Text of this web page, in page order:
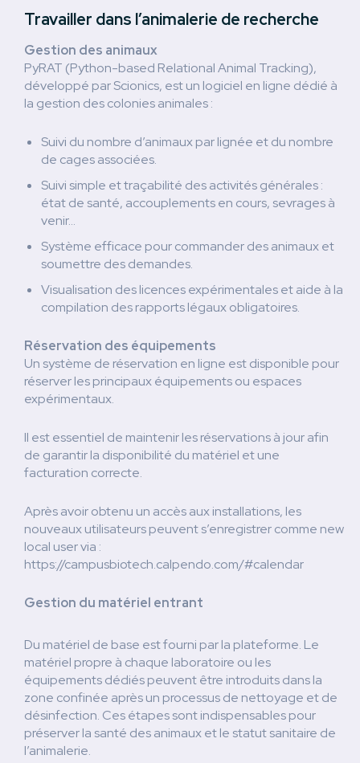
Travailler dans l’animalerie de recherche
Gestion des animaux
PyRAT (Python-based Relational Animal Tracking),
développé par Scionics, est un logiciel en ligne dédié à
la gestion des colonies animales :
Suivi du nombre d’animaux par lignée et du nombre
de cages associées.
Suivi simple et traçabilité des activités générales :
état de santé, accouplements en cours, sevrages à
venir…
Système efficace pour commander des animaux et
soumettre des demandes.
Visualisation des licences expérimentales et aide à la
compilation des rapports légaux obligatoires.
Réservation des équipements
Un système de réservation en ligne est disponible pour
réserver les principaux équipements ou espaces
expérimentaux.
Il est essentiel de maintenir les réservations à jour afin
de garantir la disponibilité du matériel et une
facturation correcte.
Après avoir obtenu un accès aux installations, les
nouveaux utilisateurs peuvent s’enregistrer comme new
local user via :
https://campusbiotech.calpendo.com/#calendar
Gestion du matériel entrant
Du matériel de base est fourni par la plateforme. Le
matériel propre à chaque laboratoire ou les
équipements dédiés peuvent être introduits dans la
zone confinée après un processus de nettoyage et de
désinfection. Ces étapes sont indispensables pour
préserver la santé des animaux et le statut sanitaire de
l’animalerie.